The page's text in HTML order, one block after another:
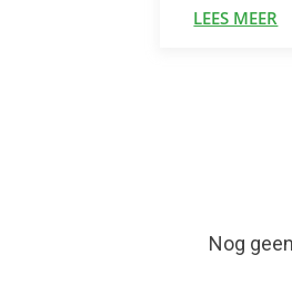
LEES MEER